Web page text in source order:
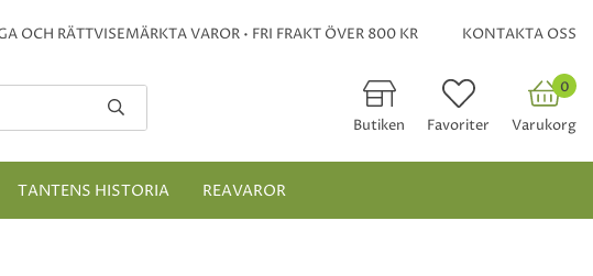
OCH RÄTTVISEMÄRKTA VAROR • FRI FRAKT ÖVER 800 KR KONTAKTA OSS
Butiken Favoriter
0
Varukorg
TANTENS HISTORIA REAVAROR